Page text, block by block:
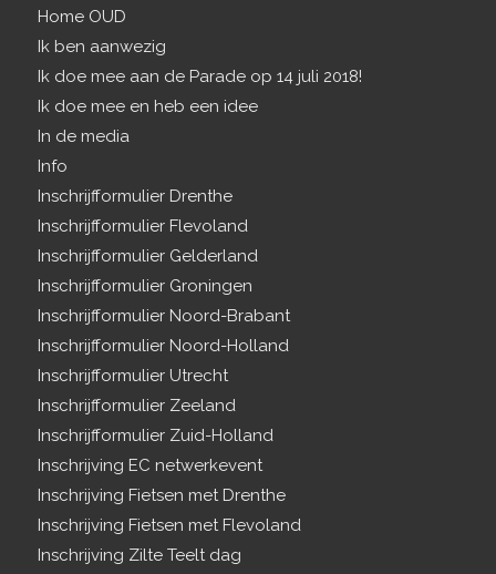
Home OUD
Ik ben aanwezig
Ik doe mee aan de Parade op 14 juli 2018!
Ik doe mee en heb een idee
In de media
Info
Inschrijfformulier Drenthe
Inschrijfformulier Flevoland
Inschrijfformulier Gelderland
Inschrijfformulier Groningen
Inschrijfformulier Noord-Brabant
Inschrijfformulier Noord-Holland
Inschrijfformulier Utrecht
Inschrijfformulier Zeeland
Inschrijfformulier Zuid-Holland
Inschrijving EC netwerkevent
Inschrijving Fietsen met Drenthe
Inschrijving Fietsen met Flevoland
Inschrijving Zilte Teelt dag